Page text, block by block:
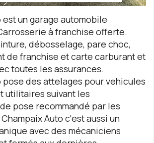
est un garage automobile
à franchise offerte.
débosselage, pare choc,
de franchise et carte carburant et
toutes les assurances.
pose des attelages pour vehicules
utilitaires suivant les
pose recommandé par les
Auto c'est aussi un
avec des mécaniciens